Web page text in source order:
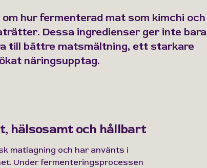
hur fermenterad mat som kimchi och
Dessa ingredienser ger inte bara
till bättre matsmältning, ett starkare
näringsupptag.
hälsosamt och hållbart
matlagning och har använts i
Under fermenteringsprocessen